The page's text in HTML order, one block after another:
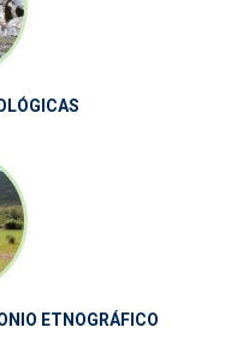
ETNOGRÁFICO